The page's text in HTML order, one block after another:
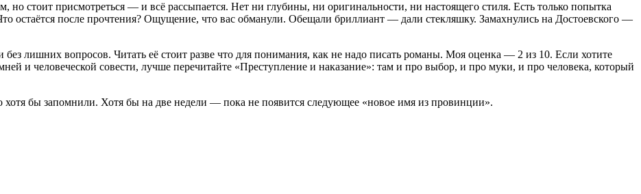
но стоит присмотреться — и всё рассыпается. Нет ни глубины, ни оригинальности, ни настоящего стиля. Есть только попытка
остаётся после прочтения? Ощущение, что вас обманули. Обещали бриллиант — дали стекляшку. Замахнулись на Достоевского —
без лишних вопросов. Читать её стоит разве что для понимания, как не надо писать романы. Моя оценка — 2 из 10. Если хотите
и человеческой совести, лучше перечитайте «Преступление и наказание»: там и про выбор, и про муки, и про человека, который
хотя бы запомнили. Хотя бы на две недели — пока не появится следующее «новое имя из провинции».